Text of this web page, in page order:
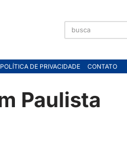
POLÍTICA DE PRIVACIDADE CONTATO
Paulista